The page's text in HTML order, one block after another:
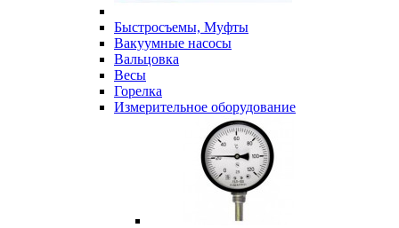
Быстросъемы, Муфты
Вакуумные насосы
Вальцовка
Весы
Горелка
Измерительное оборудование